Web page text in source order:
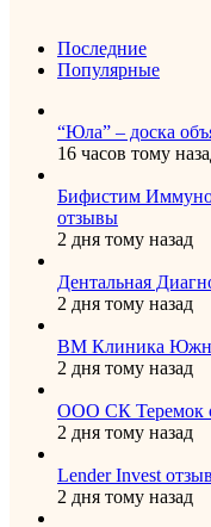
Последние
Популярные
“Юла” – доска
16 часов тому
Бифистим
отзывы
2 дня тому назад
Дентальная
2 дня тому назад
ВМ Клиника
2 дня тому назад
ООО СК Теремок
2 дня тому назад
Lender Invest
2 дня тому назад